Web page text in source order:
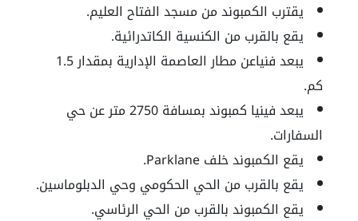
يقترب الكمبوند من مسجد الفتاح العليم.
يقع بالقرب من الكنسية الكاتدرائية.
يبعد فنياعن مطار العاصمة الإدارية بمقدار 1.5
كم.
يبعد فينيا كمبوند بمسافة 2750 متر عن حي
السفارات.
يقع الكمبوند خلف Parklane.
يقع بالقرب من الحي الحكومي وحي الدبلوماسين.
يقع الكمبوند بالقرب من الحي الرئاسي.